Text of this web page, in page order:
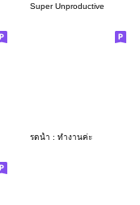
Super Unproductive
รดน้ำ : ทำงานค่ะ